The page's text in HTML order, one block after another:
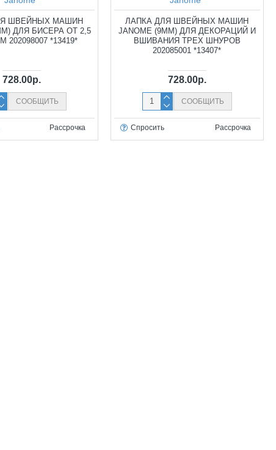
ШВЕЙНЫХ МАШИН
ДЛЯ БИСЕРА ОТ 2,5
202098007 *13419*
728.00р.
СООБЩИТЬ
Рассрочка
ЛАПКА ДЛЯ ШВЕЙНЫХ МАШИН
JANOME (9ММ) ДЛЯ ДЕКОРАЦИЙ И
ВШИВАНИЯ ТРЕХ ШНУРОВ
202085001 *13407*
728.00р.
СООБЩИТЬ
Спросить Рассрочка